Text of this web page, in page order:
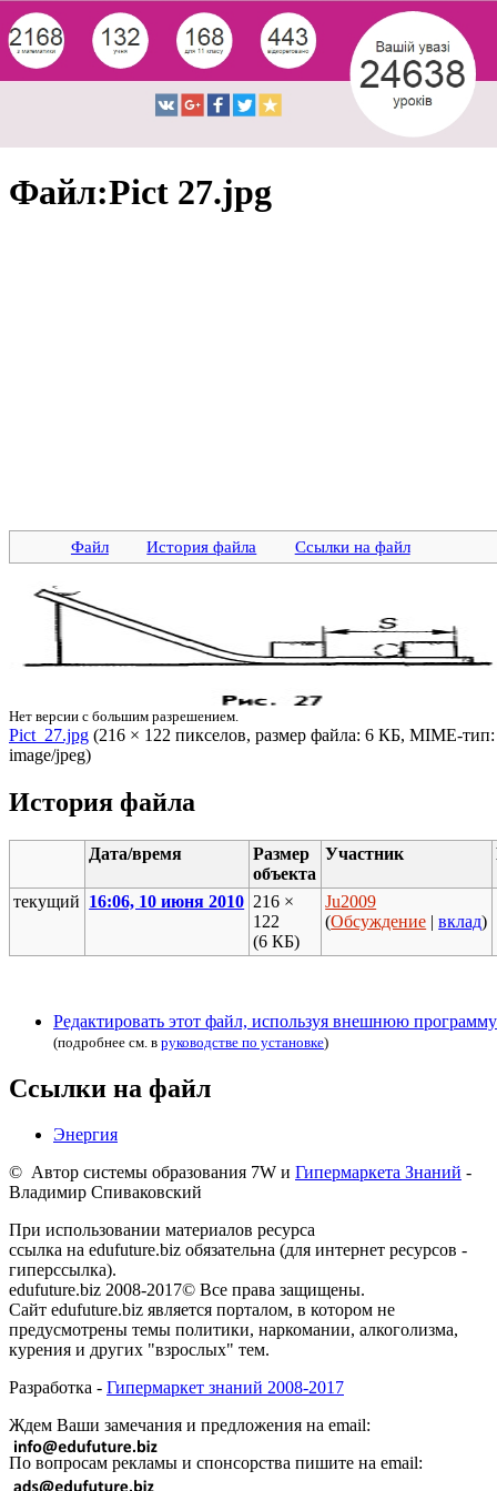
Файл:Pict 27.jpg
Файл История файла Ссылки на файл
Нет версии с большим разрешением.
Pict_27.jpg ‎ (216 × 122 пикселов, размер файла: 6 КБ, MIME-тип:
image/jpeg)
История файла
Дата/время
Размер
объекта
Участник
текущий 16:06, 10 июня 2010 216 ×
122
(6 КБ)
Ju2009
(Обсуждение |вклад)
Редактировать этот файл, используя внешнюю программу
(подробнее см. в руководстве по установке)
Ссылки на файл
Энергия
© Автор системы образования 7W и Гипермаркета Знаний -
Владимир Спиваковский
При использовании материалов ресурса
ссылка на edufuture.biz обязательна (для интернет ресурсов -
гиперссылка).
edufuture.biz 2008-2017© Все права защищены.
Сайт edufuture.biz является порталом, в котором не
предусмотрены темы политики, наркомании, алкоголизма,
курения и других "взрослых" тем.
Разработка - Гипермаркет знаний 2008-2017
Ждем Ваши замечания и предложения на email:
По вопросам рекламы и спонсорства пишите на email: